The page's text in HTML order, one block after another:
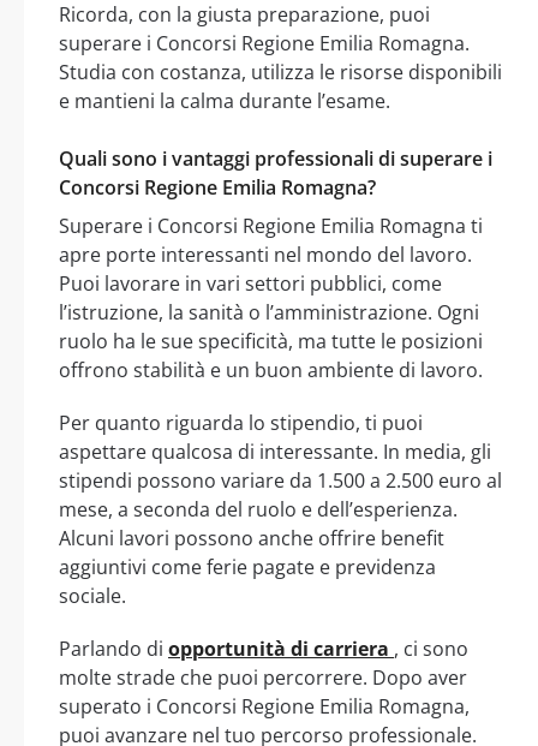
Ricorda, con la giusta preparazione, puoi
superare i Concorsi Regione Emilia Romagna.
Studia con costanza, utilizza le risorse disponibili
e mantieni la calma durante l’esame.
Quali sono i vantaggi professionali di superare i
Concorsi Regione Emilia Romagna?
Superare i Concorsi Regione Emilia Romagna ti
apre porte interessanti nel mondo del lavoro.
Puoi lavorare in vari settori pubblici, come
l’istruzione, la sanità o l’amministrazione. Ogni
ruolo ha le sue specificità, ma tutte le posizioni
offrono stabilità e un buon ambiente di lavoro.
Per quanto riguarda lo stipendio, ti puoi
aspettare qualcosa di interessante. In media, gli
stipendi possono variare da 1.500 a 2.500 euro al
mese, a seconda del ruolo e dell’esperienza.
Alcuni lavori possono anche offrire benefit
aggiuntivi come ferie pagate e previdenza
sociale.
Parlando di opportunità di carriera , ci sono
molte strade che puoi percorrere. Dopo aver
superato i Concorsi Regione Emilia Romagna,
puoi avanzare nel tuo percorso professionale.